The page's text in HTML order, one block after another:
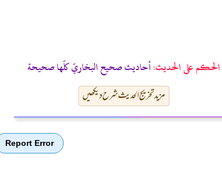
الحكم على الحديث:أحاديث صحيح البخاريّ كلّها صحيحة
مزید تخریج الحدیث شرح دیکھیں
Report Error